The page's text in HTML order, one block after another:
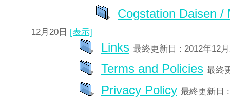
Cogstation Daisen /
12月20日 [表示]
Links 最終更新日 : 2012年12
Terms and Policies 最終
Privacy Policy 最終更新日